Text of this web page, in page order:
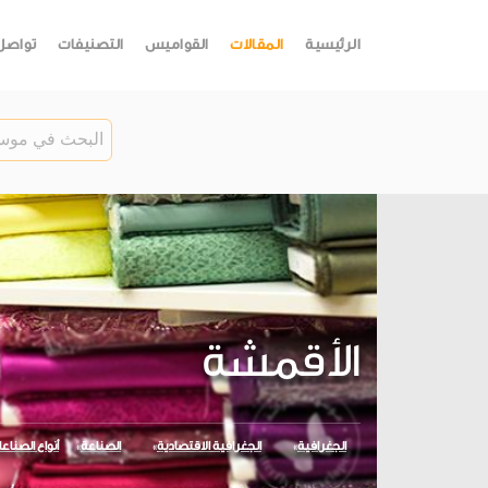
الرئيسية المقالات القواميس التصنيفات
الأقمشة
الجغرافية الجغرافية الاقتصادية الصناعة أنواع